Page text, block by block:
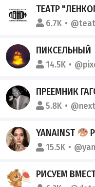
ТЕАТР
6.7K
ПИКСЕЛЬНЫЙ
14.5K
ПРЕЕМНИК
5.8K
YANAINST
15.5K
РИСУЕМ